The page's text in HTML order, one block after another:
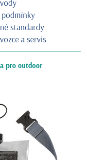
podmínky
standardy
a servis
pro outdoor